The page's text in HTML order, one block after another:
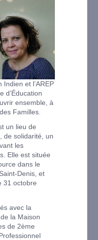
Indien et l’AREP
d’Éducation
ensemble, à
Familles.
un lieu de
de solidarité, un
les
Elle est située
dans le
Denis, et
31 octobre
avec la
la Maison
de 2ème